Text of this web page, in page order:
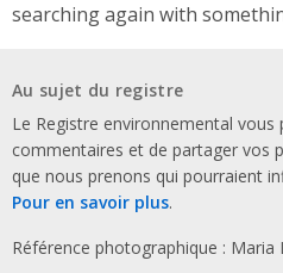
searching again with
Au sujet du registre
Le Registre environnemental vous
commentaires et de partager vos
que nous prenons qui pourraient
Pour en savoir plus.
Référence photographique : Maria